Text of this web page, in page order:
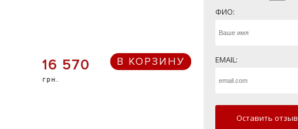
16 570
грн.
В КОРЗИНУ
ФИО:
EMAIL:
Оставить отзыв